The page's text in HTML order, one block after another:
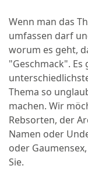
Wenn man das
umfassen darf
worum es geht,
"Geschmack".
Thema so
machen. Wir
Rebsorten, der
Namen oder
oder
Sie.